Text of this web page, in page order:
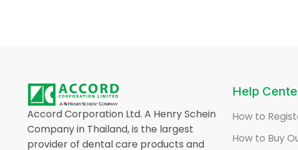
Accord Corporation Ltd. A Henry Schein
Company in Thailand, is the largest
provider of dental care products and
Help
How to
How to Buy